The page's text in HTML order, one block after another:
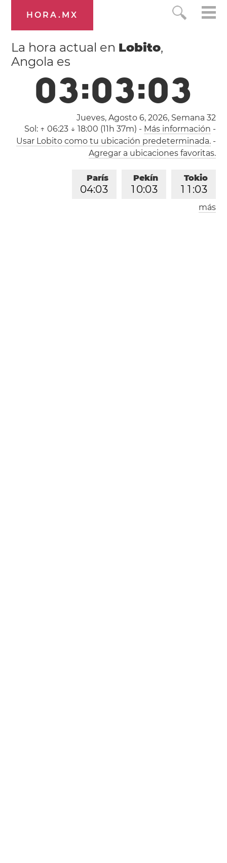
HORA.MX
La hora actual en Lobito,
Angola es
03:03:03
Jueves, Agosto 6, 2026, Semana 32
Sol: ↑ 06:23 ↓ 18:00 (11h 37m) - Más información -
Usar Lobito como tu ubicación predeterminada.-
Agregar a ubicaciones favoritas.
Tokio
1 1 :03
Pekín
1 0:03
París
04:03
Londres
más